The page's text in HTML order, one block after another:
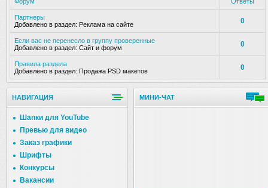
Партнеры
Добавлено в раздел: Реклама на сайте 0
Если вас не перенесло в группу проверенные
Добавлено в раздел: Сайт и форум 0
Правила раздела
Добавлено в раздел: Продажа PSD макетов 0
НАВИГАЦИЯ
Шапки для YouTube
Превью для видео
Заказ графики
Шрифты
Конкурсы
Вакансии
МИНИ-ЧАТ